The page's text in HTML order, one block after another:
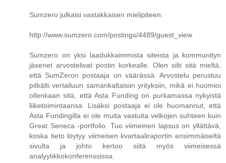
Sumzero julkaisi vastakkaisen mielipiteen:
http://www.sumzero.com/postings/4489/guest_view
Sumzero on yksi laadukkaimmista siteista ja kommunityn
jäsenet arvostelivat postin korkealle. Olen silti sitä mieltä,
että SumZeron postaaja on väärässä. Arvostelu perustuu
pitkälti vertailuun samankaltaisiin yrityksiin, mikä ei huomioi
ollenkaan sitä, että Asta Funding on purkamassa nykyistä
liiketoimintaansa. Lisäksi postaaja ei ole huomannut, että
Asta Fundingilla ei ole muita vastuita velkojen suhteen kuin
Great Seneca -portfolio. Tuo viimeinen lapsus on yllättävä,
koska tieto löytyy viimeisen kvartaaliraportin ensimmäiseltä
sivulta ja johto kertoo siitä myös viimeisessä
analyytikkokonferenssissa.